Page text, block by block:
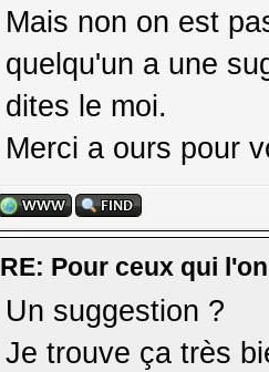
Mais non on est
quelqu'un a une
dites le moi.
Merci a ours pour
RE: Pour ceux qui
Un suggestion ?
Je trouve ça très